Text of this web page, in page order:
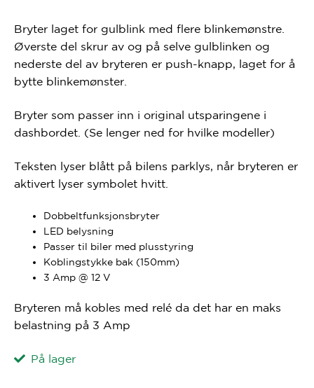
Bryter laget for gulblink med flere blinkemønstre.
Øverste del skrur av og på selve gulblinken og
nederste del av bryteren er push-knapp, laget for å
bytte blinkemønster.
Bryter som passer inn i original utsparingene i
dashbordet. (Se lenger ned for hvilke modeller)
Teksten lyser blått på bilens parklys, når bryteren er
aktivert lyser symbolet hvitt.
Dobbeltfunksjonsbryter
LED belysning
Passer til biler med plusstyring
Koblingstykke bak (150mm)
3 Amp @ 12 V
Bryteren må kobles med relé da det har en maks
belastning på 3 Amp
På lager